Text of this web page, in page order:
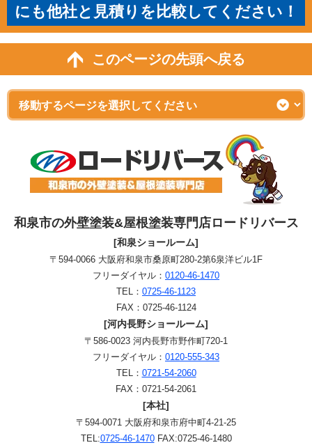
にも他社と見積りを比較してください！
このページの先頭へ戻る
和泉市の外壁塗装&屋根塗装専門店ロードリバース
[和泉ショールーム]
〒594-0066 大阪府和泉市桑原町280-2第6泉洋ビル1F
フリーダイヤル： 0120-46-1470
TEL： 0725-46-1123
FAX：0725-46-1124
[河内長野ショールーム]
〒586-0023 河内長野市野作町720-1
フリーダイヤル： 0120-555-343
TEL： 0721-54-2060
FAX：0721-54-2061
[本社]
〒594-0071 大阪府和泉市府中町4-21-25
TEL:0725-46-1470FAX:0725-46-1480